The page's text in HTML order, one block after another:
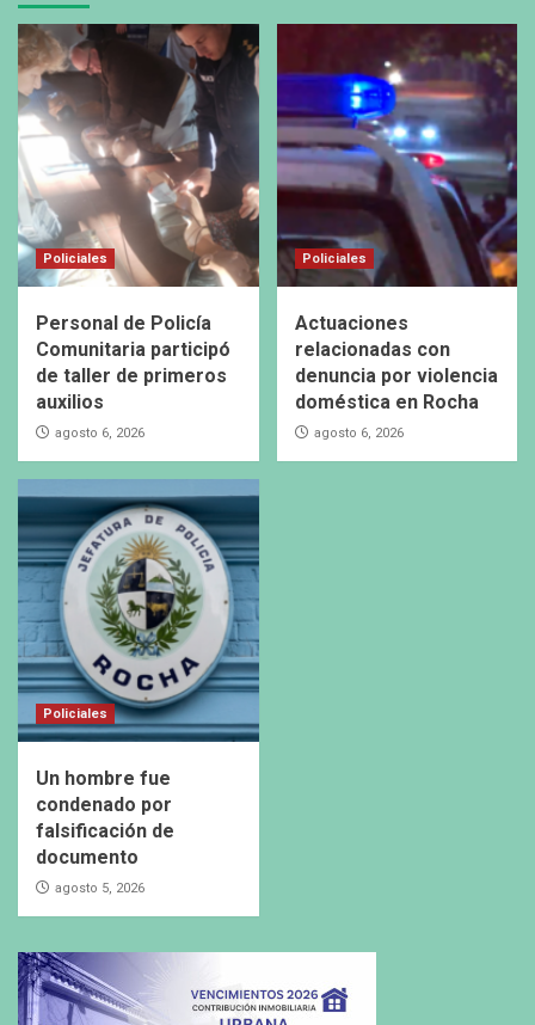
Policiales
Personal de Policía
Comunitaria participó
de taller de primeros
auxilios
agosto 6, 2026
Policiales
Actuaciones
relacionadas con
denuncia por violencia
doméstica en Rocha
agosto 6, 2026
Policiales
Un hombre fue
condenado por
falsificación de
documento
agosto 5, 2026